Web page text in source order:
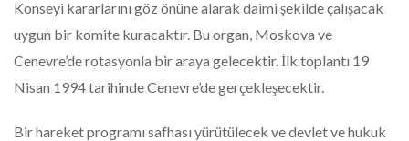
Konseyi kararlarını göz önüne alarak daimi şekilde çalışacak
uygun bir komite kuracaktır. Bu organ, Moskova ve
Cenevre’de rotasyonla bir araya gelecektir. İlk toplantı 19
Nisan 1994 tarihinde Cenevre’de gerçekleşecektir.
Bir hareket programı safhası yürütülecek ve devlet ve hukuk